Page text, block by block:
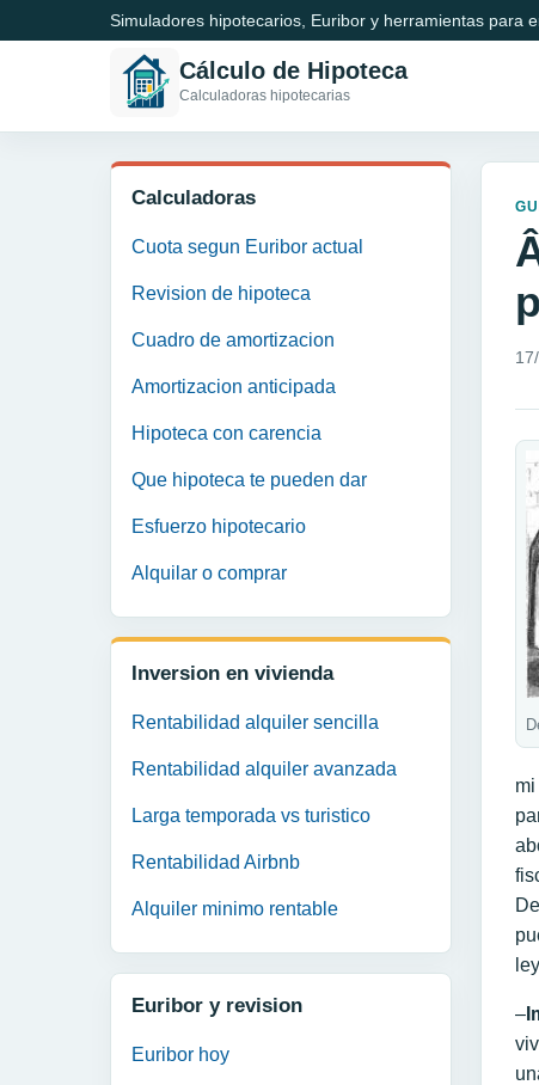
Simuladores hipotecarios, Euribor y herramientas para
Cálculo de Hipoteca
Calculadoras hipotecarias
Calculadoras
Cuota segun Euribor actual
Revision de hipoteca
Cuadro de amortizacion
Amortizacion anticipada
Hipoteca con carencia
Que hipoteca te pueden dar
Esfuerzo hipotecario
Alquilar o comprar
Inversion en vivienda
Rentabilidad alquiler sencilla
Rentabilidad alquiler avanzada
Larga temporada vs turistico
Rentabilidad Airbnb
Alquiler minimo rentable
Euribor y revision
Euribor hoy
–